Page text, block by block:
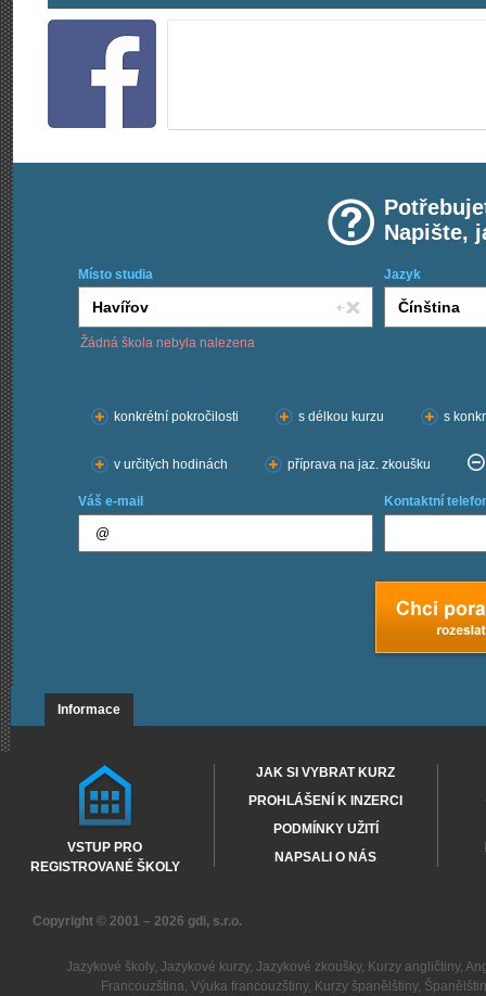
Napište,
Místo studia Jazyk
Žádná škola nebyla nalezena
konkrétní pokročilosti
s délkou kurzu s
v určitých hodinách příprava na jaz. zkoušku
Váš e-mail Kontaktní
Informace
VSTUP PRO
REGISTROVANÉ ŠKOLY
JAK SI VYBRAT KURZ
PROHLÁŠENÍ K INZERCI
PODMÍNKY UŽITÍ
NAPSALI O NÁS
Copyright © 2001 – 2026 gdi, s.r.o.
Jazykové školy, Jazykové kurzy, Jazykové zkoušky, Kurzy angličtiny,
Francouzština,Výuka francouzštiny, Kurzy španělštiny,